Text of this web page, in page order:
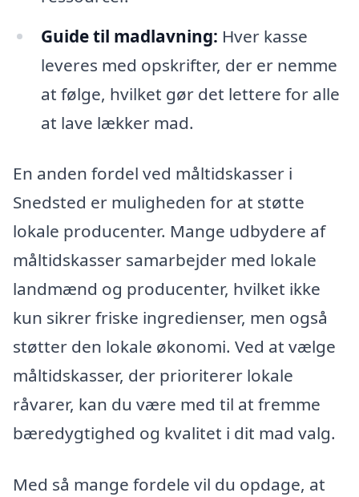
Guide til madlavning: Hver kasse
leveres med opskrifter, der er nemme
at følge, hvilket gør det lettere for alle
at lave lækker mad.
En anden fordel ved måltidskasser i
Snedsted er muligheden for at støtte
lokale producenter. Mange udbydere af
måltidskasser samarbejder med lokale
landmænd og producenter, hvilket ikke
kun sikrer friske ingredienser, men også
støtter den lokale økonomi. Ved at vælge
måltidskasser, der prioriterer lokale
råvarer, kan du være med til at fremme
bæredygtighed og kvalitet i dit mad valg.
Med så mange fordele vil du opdage, at